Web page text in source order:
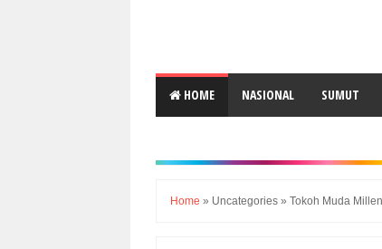
HOME NASIONAL SUMUT
Home » Uncategories » Tokoh Muda